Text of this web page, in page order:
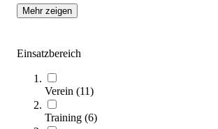
Mehr zeigen
Einsatzbereich
Verein (11)
Training (6)
Zum Produkt